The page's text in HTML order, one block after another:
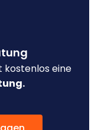
kostenlos eine